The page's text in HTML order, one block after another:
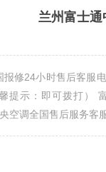
兰州富士
报修24小时售后客服
提示：即可拨打）
空调全国售后服务